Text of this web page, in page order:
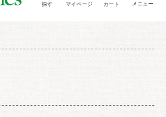
探す マイページ カート メニュー